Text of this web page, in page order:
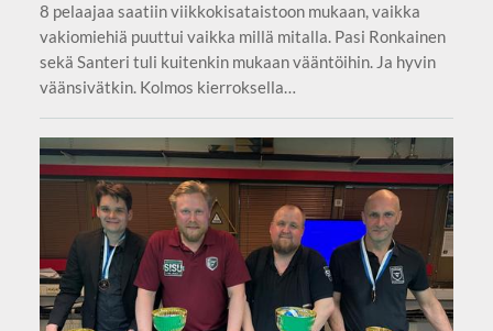
8 pelaajaa saatiin viikkokisataistoon mukaan, vaikka
vakiomiehiä puuttui vaikka millä mitalla. Pasi Ronkainen
sekä Santeri tuli kuitenkin mukaan vääntöihin. Ja hyvin
väänsivätkin. Kolmos kierroksella…